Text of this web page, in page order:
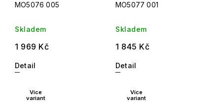
MO5076 005
Skladem
1 969 Kč
Detail
MO5077 001
Skladem
1 845 Kč
Detail
Více
variant
Více
variant